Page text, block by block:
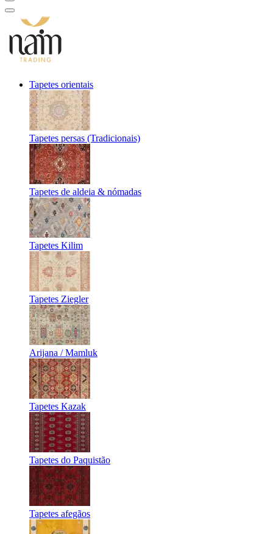
Tapetes orientais
Tapetes persas (Tradicionais)
Tapetes de aldeia & nómadas
Tapetes Kilim
Tapetes Ziegler
Arijana / Mamluk
Tapetes Kazak
Tapetes do Paquistão
Tapetes afegãos